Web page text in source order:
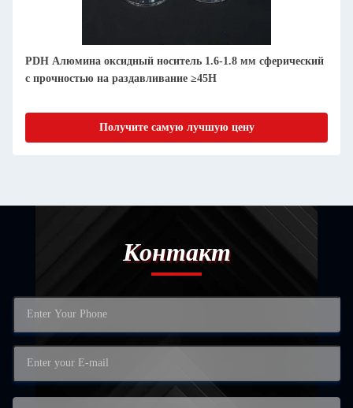
PDH Алюмина оксидный носитель 1.6-1.8 мм сферический
с прочностью на раздавливание ≥45Н
Получите самую лучшую цену
Контакт